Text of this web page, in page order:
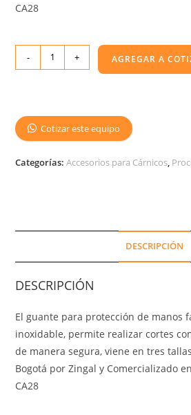
CA28
- + AGREGAR A
Cotizar este equipo
Categorías:Accesorios para Cárnicos
DESCRIPCIÓN
DESCRIPCIÓN
El guante para protección de manos
inoxidable, permite realizar cortes
de manera segura, viene en tres
Bogotá por Zingal y Comercializado
CA28